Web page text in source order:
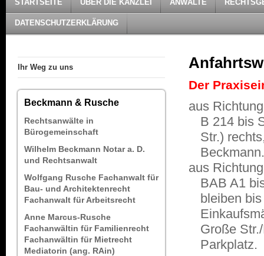
STARTSEITE ÜBER DIE KANZLEI ANWÄLTE
DATENSCHUTZERKLÄRUNG
Ihr Weg zu uns
Beckmann & Rusche
Rechtsanwälte in
Bürogemeinschaft
Wilhelm Beckmann Notar a. D.
und Rechtsanwalt
Wolfgang Rusche Fachanwalt für
Bau- und Architektenrecht
Fachanwalt für Arbeitsrecht
Anne Marcus-Rusche
Fachanwältin für Familienrecht
Fachanwältin für Mietrecht
Mediatorin (ang. RAin)
Der
aus
B 214 bis
Str.)
Beckmann.
aus
BAB A1
bleiben
Große
Parkplatz.